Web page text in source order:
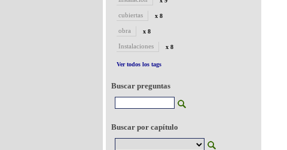
cubiertas x 8
obra x 8
Instalaciones x 8
Ver todos los tags
Buscar preguntas
Buscar por capítulo